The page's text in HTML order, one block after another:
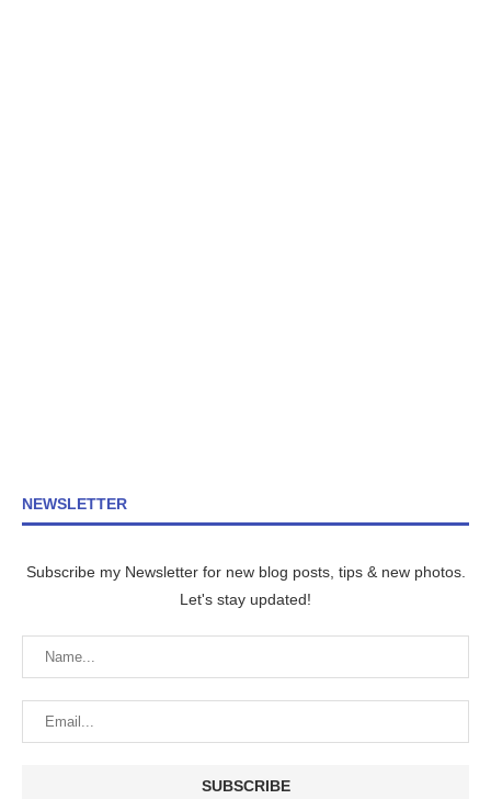
NEWSLETTER
Subscribe my Newsletter for new blog posts, tips & new photos.
Let's stay updated!